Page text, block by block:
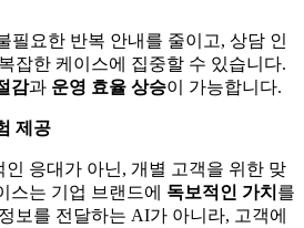
필요한 반복 안내를 줄이고, 상담 인
잡한 케이스에 집중할 수 있습니다.
감과 운영 효율 상승이 가능합니다.
제공
인 응대가 아닌, 개별 고객을 위한 맞
스는 기업 브랜드에 독보적인 가치 를
보를 전달하는 AI가 아니라, 고객에